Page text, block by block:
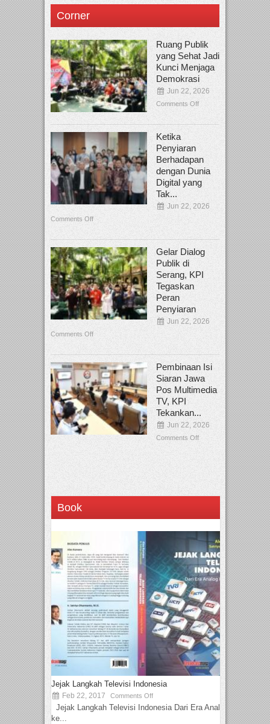
Corner
Ruang Publik
yang Sehat Jadi
Kunci Menjaga
Demokrasi
Jun 22, 2026
Comments Off
Ketika
Penyiaran
Berhadapan
dengan Dunia
Digital yang
Tak...
Jun 22, 2026
Comments Off
Gelar Dialog
Publik di
Serang, KPI
Tegaskan
Peran
Penyiaran
Jun 22, 2026
Comments Off
Pembinaan Isi
Siaran Jawa
Pos Multimedia
TV, KPI
Tekankan...
Jun 22, 2026
Comments Off
Book
Jejak Langkah Televisi Indonesia
Feb 22, 2017 Comments Off
Jejak Langkah Televisi Indonesia Dari Era Analog
ke...